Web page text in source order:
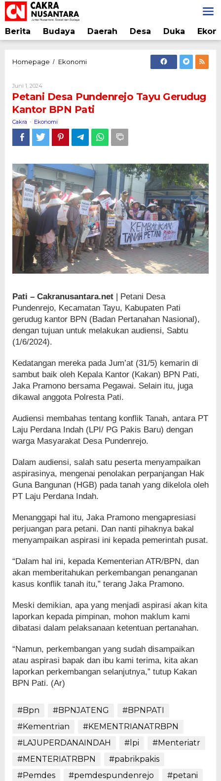
Lewati
ke
konten
Berita Budaya Daerah Desa Duka
Homepage / EkonomiPetani
Gerudug
Kantor
Pati
Juni 1, 2024Oleh
Cakra
Petani Desa Pundenrejo Tayu Gerudug
Kantor BPN Pati
Cakra - Ekonomi
Pati – Cakranusantara.net | Petani Desa
Pundenrejo, Kecamatan Tayu, Kabupaten Pati
gerudug kantor BPN (Badan Pertanahan Nasional),
dengan tujuan untuk melakukan audiensi, Sabtu
(1/6/2024).
Kedatangan mereka pada Jum’at (31/5) kemarin di
sambut baik oleh Kepala Kantor (Kakan) BPN Pati,
Jaka Pramono bersama Pegawai. Selain itu, juga
dikawal anggota Polresta Pati.
Audiensi membahas tentang konflik Tanah, antara PT
Laju Perdana Indah (LPI/ PG Pakis Baru) dengan
warga Masyarakat Desa Pundenrejo.
Dalam audiensi, salah satu peserta menyampaikan
aspirasinya, mengenai penolakan perpanjangan Hak
Guna Bangunan (HGB) pada tanah yang dikelola oleh
PT Laju Perdana Indah.
Menanggapi hal itu, Jaka Pramono mengapresiasi
perjuangan para petani. Dan nanti pihaknya bakal
menyampaikan aspirasi ini kepada pemerintah pusat.
“Dalam hal ini, kepada Kementerian ATR/BPN, dan
akan memberitahukan perkembangan penanganan
kasus konflik tanah itu,” terang Jaka Pramono.
Meski demikian, apa yang menjadi aspirasi akan kita
laporkan kepada pimpinan, mohon maklum kami
dibatasi dalam pelaksanaan ketentuan pertanahan.
“Namun, perkembangan yang sudah disampaikan
atau aspirasi bapak dan ibu kami terima, kita akan
laporkan perkembangan selanjutnya,” tutup Kakan
BPN Pati. (Ar)
#Bpn #BPNJATENG
#BPNPATI
#Kementrian
#KEMENTRIANATRBPN
#LAJUPERDANAINDAH
#lpi
#Menteriatr
#MENTERIATRBPN
#pabrikpakis
#Pemdes
#pemdespundenrejo
#petani